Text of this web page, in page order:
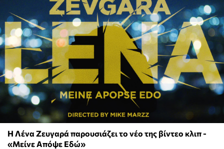
Η Λένα Ζευγαρά παρουσιάζει το νέο της βίντεο κλιπ -
«Μείνε Απόψε Εδώ»